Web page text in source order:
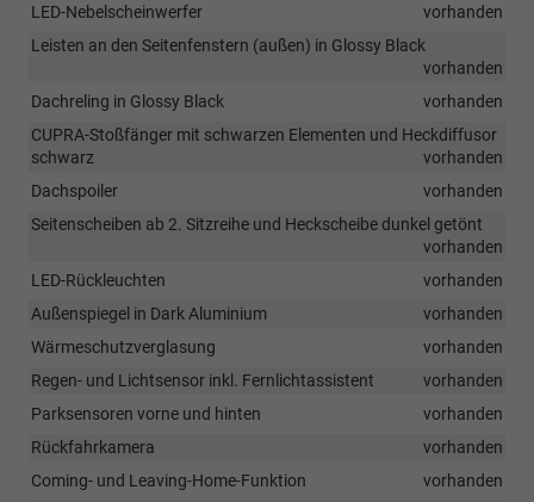
LED-Nebelscheinwerfer
vorhanden
Leisten an den Seitenfenstern (außen) in Glossy Black
vorhanden
Dachreling in Glossy Black
vorhanden
CUPRA-Stoßfänger mit schwarzen Elementen und Heckdiffusor
schwarz
vorhanden
Dachspoiler
vorhanden
Seitenscheiben ab 2. Sitzreihe und Heckscheibe dunkel getönt
vorhanden
LED-Rückleuchten
vorhanden
Außenspiegel in Dark Aluminium
vorhanden
Wärmeschutzverglasung
vorhanden
Regen- und Lichtsensor inkl. Fernlichtassistent
vorhanden
Parksensoren vorne und hinten
vorhanden
Rückfahrkamera
vorhanden
Coming- und Leaving-Home-Funktion
vorhanden